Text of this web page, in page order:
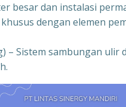
besar dan instalasi
dengan elemen
– Sistem sambungan